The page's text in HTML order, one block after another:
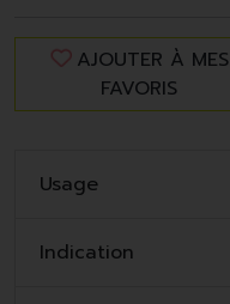
AJOUTER À MES
FAVORIS
Usage
Indication